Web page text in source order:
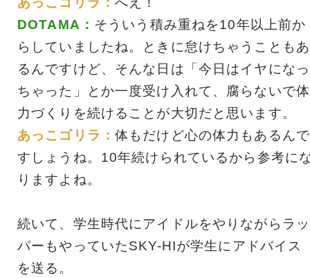
DOTAMA： そういう積み重ねを10年以上前か
らしていましたね。ときに怠けちゃうこともあ
るんですけど、そんな日は「今日はイヤになっ
ちゃった」とか一度受け入れて、腐らないで体
力づくりを続けることが大切だと思います。
あっこゴリラ： 体もだけど心の体力もあるんで
すしょうね。10年続けられているから参考に
りますよね。
続いて、学生時代にアイドルをやりながらラッ
パーもやっていたSKY-HIが学生にアドバイス
を送る。